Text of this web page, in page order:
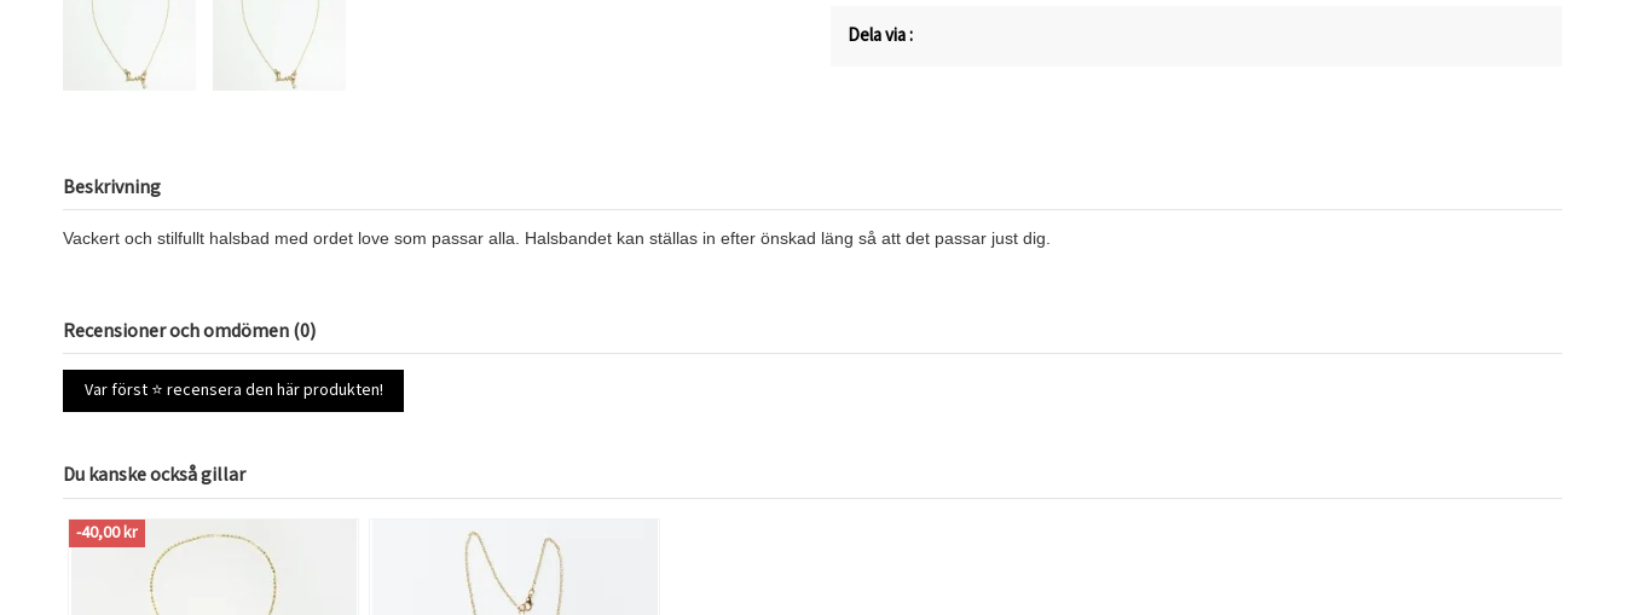
Dela via :
Beskrivning
Vackert och stilfullt halsbad med ordet love som passar alla. Halsbandet kan ställas in efter önskad läng så att det passar just dig.
Recensioner och omdömen (0)
Var först ⭐ recensera den här produkten!
Du kanske också gillar
-40,00 kr